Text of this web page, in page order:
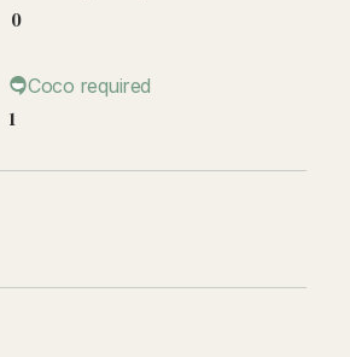
0
Coco required
1